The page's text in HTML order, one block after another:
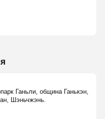
Ганьли, община Ганькэн,
Шэньчжэнь.